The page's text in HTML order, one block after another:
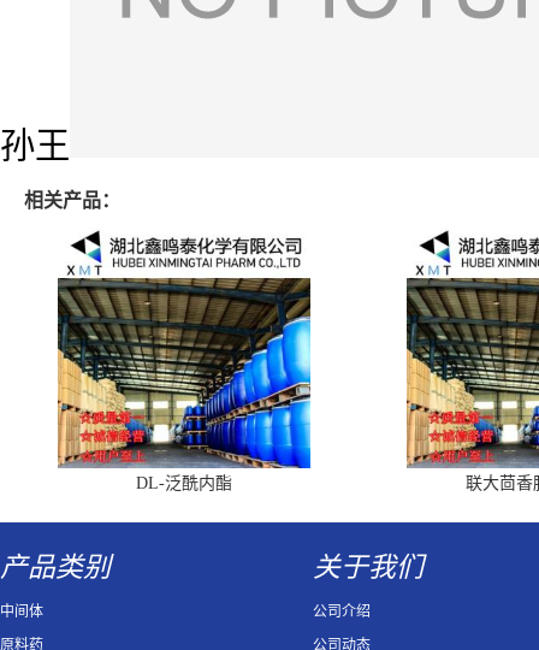
孙王
相关产品：
DL-泛酰内酯 联大茴香
产品类别
中间体
原料药
关于我们
公司介绍
公司动态